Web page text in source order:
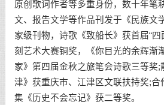
原创歌词作者等多重身份，数十年笔
文、报告文学等作品刊发于《民族文
家级刊物，诗歌《致船长》获首届“
刻艺术大赛铜奖，《你目光的余辉渐
家》第四届金秋之旅笔会诗歌三等奖;
津》获重庆市、江津区文联扶持奖;合
集《历史不会忘记》获二等奖。